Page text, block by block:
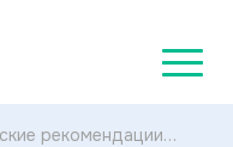
рекомендации